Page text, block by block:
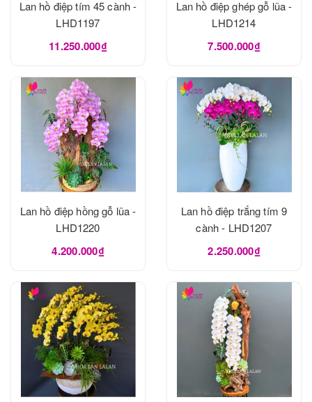
Lan hồ điệp tím 45 cành -
LHD1197
11.250.000₫
Lan hồ điệp ghép gỗ lũa -
LHD1214
7.500.000₫
Lan hồ điệp hồng gỗ lũa -
LHD1220
4.200.000₫
Lan hồ điệp trắng tím 9
cành - LHD1207
2.250.000₫